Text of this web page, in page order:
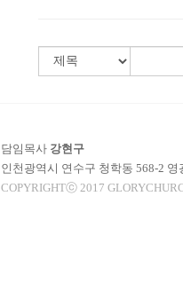
담임목사 강현구
인천광역시 연수구 청학동 568-2
COPYRIGHTⓒ 2017